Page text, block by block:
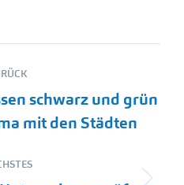
Vorheriger
Beitrag:
schwarz und grün
mit den Städten